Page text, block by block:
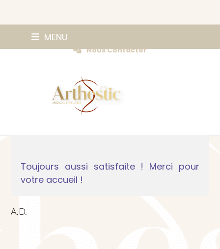
MENU
Nous Contacter
Toujours aussi satisfaite ! Merci pour
votre accueil !
A.D.